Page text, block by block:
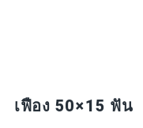
เฟือง 50×15 ฟัน